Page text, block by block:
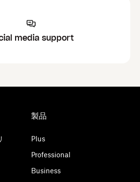
media support
製品
Plus
Professional
Business